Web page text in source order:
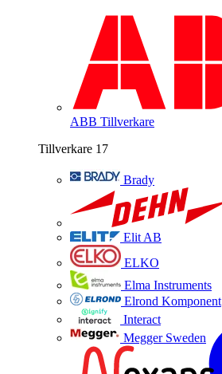
ABB Tillverkare
Tillverkare 17
Brady
Elit AB
ELKO
Elma Instruments
Elrond Komponent
Interact
Megger Sweden